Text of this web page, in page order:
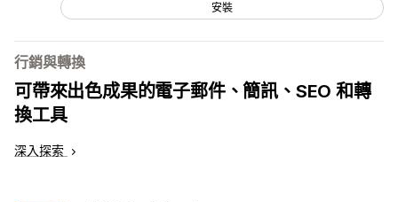
安裝
行銷與轉換
可帶來出色成果的電子郵件、簡訊、SEO 和轉
換工具
深入探索